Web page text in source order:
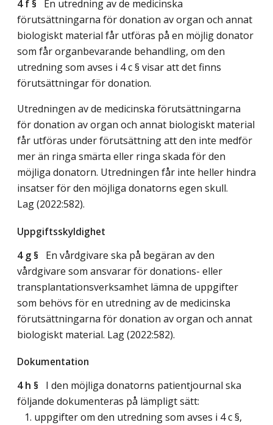
4 f § En utredning av de medicinska
förutsättningarna för donation av organ och annat
biologiskt material får utföras på en möjlig donator
som får organbevarande behandling, om den
utredning som avses i 4 c § visar att det finns
förutsättningar för donation.
Utredningen av de medicinska förutsättningarna
för donation av organ och annat biologiskt material
får utföras under förutsättning att den inte medför
mer än ringa smärta eller ringa skada för den
möjliga donatorn. Utredningen får inte heller hindra
insatser för den möjliga donatorns egen skull.
Lag (2022:582).
Uppgiftsskyldighet
4 g § En vårdgivare ska på begäran av den
vårdgivare som ansvarar för donations- eller
transplantationsverksamhet lämna de uppgifter
som behövs för en utredning av de medicinska
förutsättningarna för donation av organ och annat
biologiskt material. Lag (2022:582).
Dokumentation
4 h § I den möjliga donatorns patientjournal ska
följande dokumenteras på lämpligt sätt:
1. uppgifter om den utredning som avses i 4 c §,